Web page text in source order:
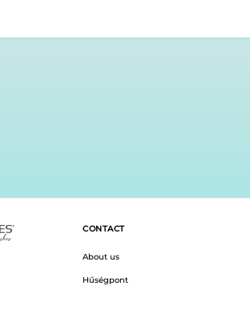
CONTACT
About us
Hűségpont